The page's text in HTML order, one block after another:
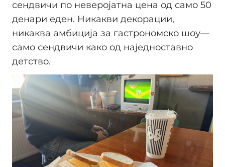
сендвичи по неверојатна цена од само 50
денари еден. Никакви декорации,
никаква амбиција за гастрономско шоу—
само сендвичи како од наједноставно
детство.